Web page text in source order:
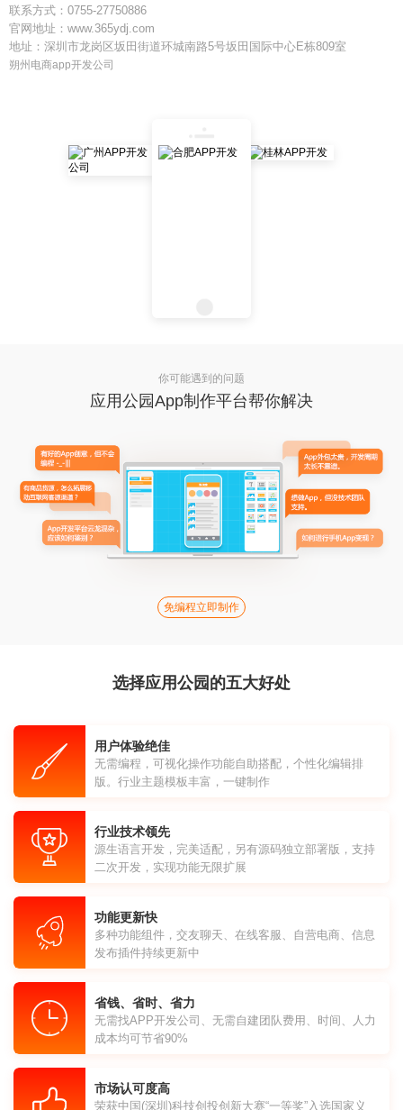
联系方式：0755-27750886
官网地址：www.365ydj.com
地址：深圳市龙岗区坂田街道环城南路5号坂田国际中心E栋809室
朔州电商app开发公司
你可能遇到的问题
应用公园App制作平台帮你解决
免编程立即制作
选择应用公园的五大好处
用户体验绝佳
无需编程，可视化操作功能自助搭配，个性化编辑排
版。行业主题模板丰富，一键制作
行业技术领先
源生语言开发，完美适配，另有源码独立部署版，支持
二次开发，实现功能无限扩展
功能更新快
多种功能组件，交友聊天、在线客服、自营电商、信息
发布插件持续更新中
省钱、省时、省力
无需找APP开发公司、无需自建团队费用、时间、人力
成本均可节省90%
市场认可度高
荣获中国(深圳)科技创投创新大赛“一等奖”入选国家义